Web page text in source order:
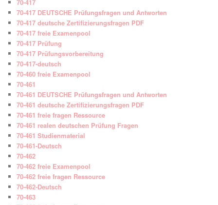
70-417
70-417 DEUTSCHE Prüfungsfragen und Antworten
70-417 deutsche Zertifizierungsfragen PDF
70-417 freie Examenpool
70-417 Prüfung
70-417 Prüfungsvorbereitung
70-417-deutsch
70-460 freie Examenpool
70-461
70-461 DEUTSCHE Prüfungsfragen und Antworten
70-461 deutsche Zertifizierungsfragen PDF
70-461 freie fragen Ressource
70-461 realen deutschen Prüfung Fragen
70-461 Studienmaterial
70-461-Deutsch
70-462
70-462 freie Examenpool
70-462 freie fragen Ressource
70-462-Deutsch
70-463